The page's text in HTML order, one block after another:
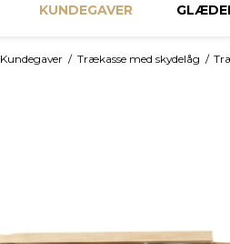
KUNDEGAVER
Kundegaver / Trækasse med skydelåg /